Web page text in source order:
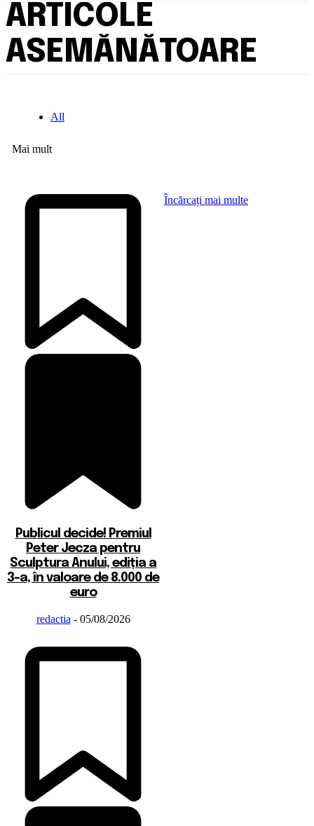
ARTICOLE
ASEMĂNĂTOARE
All
Mai mult
Publicul decide! Premiul
Peter Jecza pentru
Sculptura Anului, ediția a
3-a, în valoare de 8.000 de
euro
redactia - 05/08/2026
Încărcați mai multe